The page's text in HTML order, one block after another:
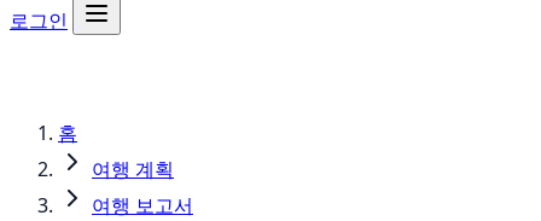
로그인
홈
여행 계획
여행 보고서